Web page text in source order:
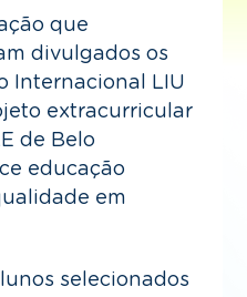
que
divulgados os
Internacional LIU
extracurricular
de Belo
educação
em
selecionados